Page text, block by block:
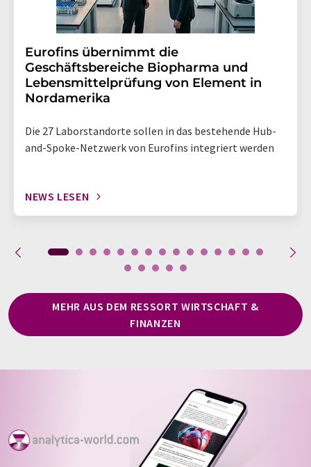
Eurofins übernimmt die
Geschäftsbereiche Biopharma und
Lebensmittelprüfung von Element in
Nordamerika
Die 27 Laborstandorte sollen in das bestehende Hub-
and-Spoke-Netzwerk von Eurofins integriert werden
NEWS LESEN
MEHR AUS DEM RESSORT WIRTSCHAFT &
FINANZEN